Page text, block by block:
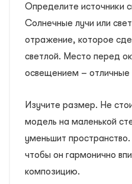
Определите источники
Солнечные лучи или
отражение, которое
светлой. Место перед
освещением – отличные
Изучите размер. Не
модель на маленькой
уменьшит
чтобы он гармонично
композицию.